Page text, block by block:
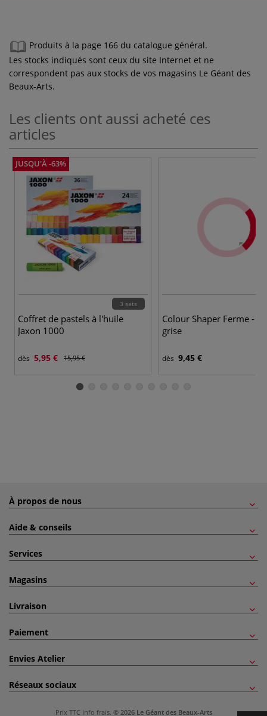
Produits à la page 166 du catalogue général.
Les stocks indiqués sont ceux du site Internet et ne
correspondent pas aux stocks de vos magasins Le Géant des
Beaux-Arts.
Les clients ont aussi acheté ces
articles
JUSQU'À -63%
3 sets
Coffret de pastels à l'huile
Jaxon 1000
dès 5,95 € 15,95 €
Colour Shaper Ferme -
grise
dès 9,45 €
À propos de nous
Aide & conseils
Services
Magasins
Livraison
Paiement
Envies Atelier
Réseaux sociaux
Prix TTC Info frais. © 2026 Le Géant des Beaux-Arts